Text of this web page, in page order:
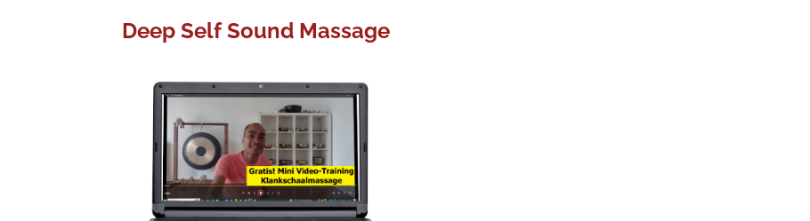
Deep Self Sound Massage